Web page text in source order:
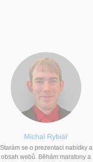
Michal Rybiář
Starám se o prezentaci nabídky a
obsah webů. Běhám maratony a